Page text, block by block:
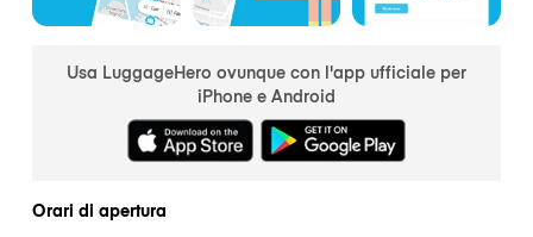
Usa LuggageHero ovunque con l'app ufficiale per
iPhone e Android
Orari di apertura